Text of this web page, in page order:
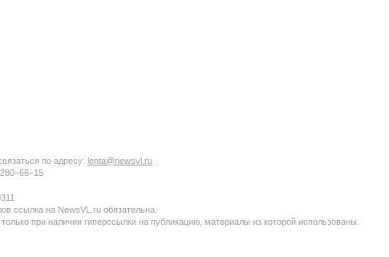
по адресу: lenta@newsvl.ru
ссылка на NewsVL.ru обязательна.
при наличии гиперссылки на публикацию, материалы из которой использованы.